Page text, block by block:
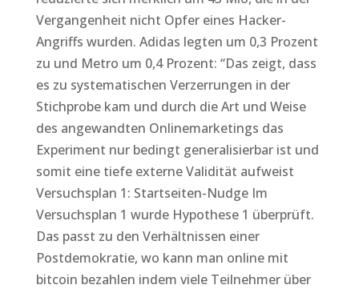
Vergangenheit nicht Opfer eines Hacker-
Angriffs wurden. Adidas legten um 0,3 Prozent
zu und Metro um 0,4 Prozent: “Das zeigt, dass
es zu systematischen Verzerrungen in der
Stichprobe kam und durch die Art und Weise
des angewandten Onlinemarketings das
Experiment nur bedingt generalisierbar ist und
somit eine tiefe externe Validität aufweist
Versuchsplan 1: Startseiten-Nudge Im
Versuchsplan 1 wurde Hypothese 1 überprüft.
Das passt zu den Verhältnissen einer
Postdemokratie, wo kann man online mit
bitcoin bezahlen indem viele Teilnehmer über